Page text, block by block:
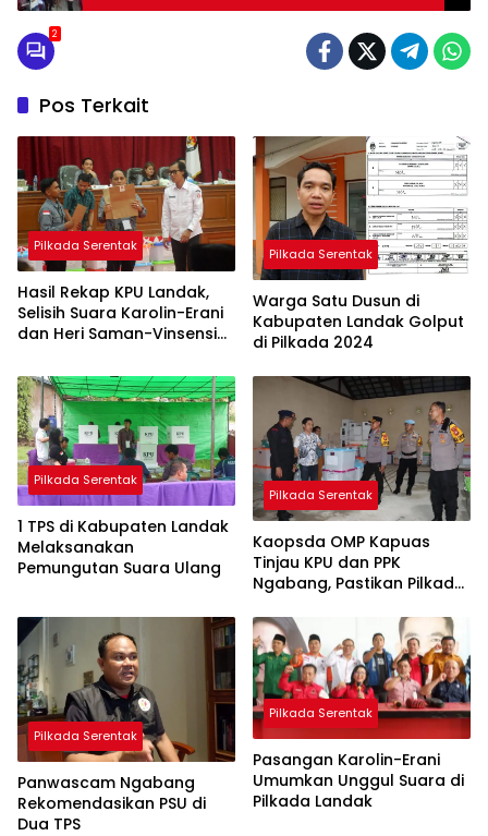
2
Pos Terkait
Pilkada Serentak
Hasil Rekap KPU Landak,
Selisih Suara Karolin-Erani
dan Heri Saman-Vinsensius
Pilkada Serentak
Warga Satu Dusun di
Kabupaten Landak Golput
di Pilkada 2024
Pilkada Serentak
1 TPS di Kabupaten Landak
Melaksanakan
Pemungutan Suara Ulang
Pilkada Serentak
Kaopsda OMP Kapuas
Tinjau KPU dan PPK
Ngabang, Pastikan Pilkada
Pilkada Serentak
Panwascam Ngabang
Rekomendasikan PSU di
Dua TPS
Pilkada Serentak
Pasangan Karolin-Erani
Umumkan Unggul Suara di
Pilkada Landak